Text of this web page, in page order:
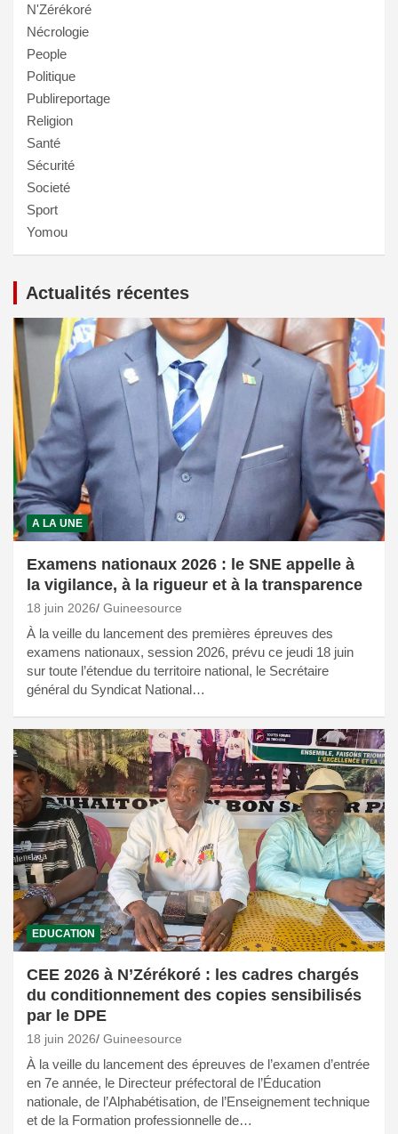
N'Zérékoré
Nécrologie
People
Politique
Publireportage
Religion
Santé
Sécurité
Societé
Sport
Yomou
Actualités récentes
A LA UNE
Examens nationaux 2026 : le SNE appelle à
la vigilance, à la rigueur et à la transparence
18 juin 2026 Guineesource
À la veille du lancement des premières épreuves des
examens nationaux, session 2026, prévu ce jeudi 18 juin
sur toute l’étendue du territoire national, le Secrétaire
général du Syndicat National…
EDUCATION
CEE 2026 à N’Zérékoré : les cadres chargés
du conditionnement des copies sensibilisés
par le DPE
18 juin 2026 Guineesource
À la veille du lancement des épreuves de l’examen d’entrée
en 7e année, le Directeur préfectoral de l’Éducation
nationale, de l’Alphabétisation, de l’Enseignement technique
et de la Formation professionnelle de…